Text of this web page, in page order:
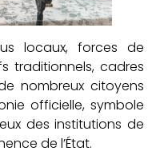
locaux, forces de
traditionnels, cadres
nombreux citoyens
officielle, symbole
des institutions de
de l’État.